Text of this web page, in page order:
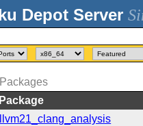
Packages
Package
llvm21_clang_analysis